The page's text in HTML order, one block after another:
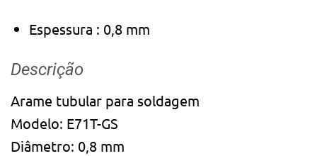
Espessura : 0,8 mm
Descrição
Arame tubular para soldagem
Modelo: E71T-GS
Diâmetro: 0,8 mm